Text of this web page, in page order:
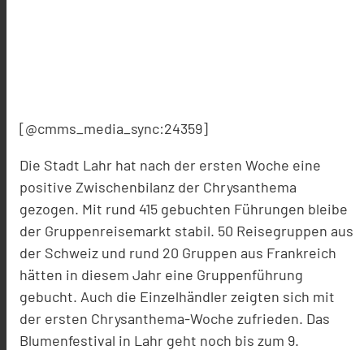
[@cmms_media_sync:24359]
Die Stadt Lahr hat nach der ersten Woche eine
positive Zwischenbilanz der Chrysanthema
gezogen. Mit rund 415 gebuchten Führungen bleibe
der Gruppenreisemarkt stabil. 50 Reisegruppen aus
der Schweiz und rund 20 Gruppen aus Frankreich
hätten in diesem Jahr eine Gruppenführung
gebucht. Auch die Einzelhändler zeigten sich mit
der ersten Chrysanthema-Woche zufrieden. Das
Blumenfestival in Lahr geht noch bis zum 9.